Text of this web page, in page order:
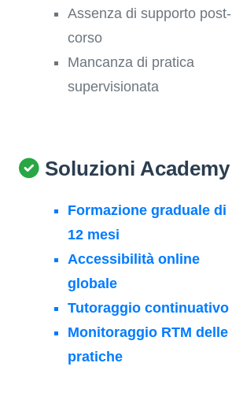
Assenza di supporto post-
corso
Mancanza di pratica
supervisionata
Soluzioni Academy
Formazione graduale di
12 mesi
Accessibilità online
globale
Tutoraggio continuativo
Monitoraggio RTM delle
pratiche